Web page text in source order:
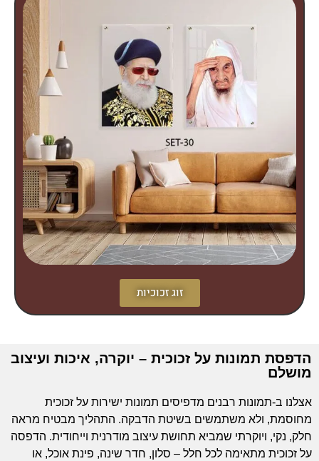
זוג זכוכיות
הדפסת תמונות על זכוכית – יוקרה, איכות ועיצוב
מושלם
אצלנו ב-תמונות רבנים מדפיסים תמונות ישירות על זכוכית
מחוסמת, ולא משתמשים בשיטת הדבקה. התהליך מבטיח מראה
חלק, נקי, ויוקרתי שמביא תחושת עיצוב מודרנית וייחודית. הדפסה
על זכוכית מתאימה לכל חלל – סלון, חדר שינה, פינת אוכל, או